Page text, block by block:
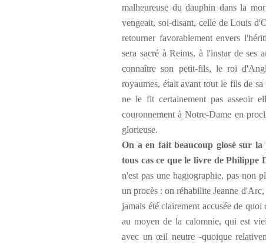
malheureuse du dauphin dans la
vengeait, soi-disant, celle de Louis
retourner favorablement envers
sera sacré à Reims, à l'instar de ses
connaître son petit-fils, le roi
royaumes, était avant tout le fils de
ne le fit certainement pas asseoir
couronnement à Notre-Dame en
glorieuse.
On a en fait beaucoup glosé sur la
tous cas ce que le livre de Philippe
n'est pas une hagiographie, pas non
un procès : on réhabilite Jeanne
jamais été clairement accusée de
au moyen de la calomnie, qui est
avec un œil neutre -quoique